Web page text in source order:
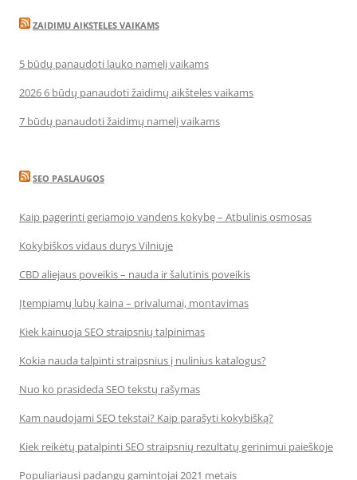
ZAIDIMU AIKSTELES VAIKAMS
5 būdų panaudoti lauko namelį vaikams
2026 6 būdų panaudoti žaidimų aikšteles vaikams
7 būdų panaudoti žaidimų namelį vaikams
SEO PASLAUGOS
Kaip pagerinti geriamojo vandens kokybę – Atbulinis osmosas
Kokybiškos vidaus durys Vilniuje
CBD aliejaus poveikis – nauda ir šalutinis poveikis
Įtempiamų lubų kaina – privalumai, montavimas
Kiek kainuoja SEO straipsnių talpinimas
Kokia nauda talpinti straipsnius į nulinius katalogus?
Nuo ko prasideda SEO tekstų rašymas
Kam naudojami SEO tekstai? Kaip parašyti kokybišką?
Kiek reikėtų patalpinti SEO straipsnių rezultatų gerinimui paieškoje
Populiariausi padangų gamintojai 2021 metais